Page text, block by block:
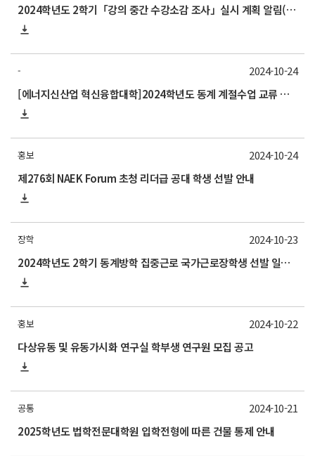
2024학년도 2학기「강의 중간 수강소감 조사」실시 계획 알림(11/4 월요일까지)
-
[에너지신산업 혁신융합대학]2024학년도 동계 계절수업 교류 수학 안내(고려대)
2024-10-24
홍보
제276회 NAEK Forum 초청 리더급 공대 학생 선발 안내
2024-10-24
장학
2024학년도 2학기 동계방학 집중근로 국가근로장학생 선발 일정 안내
2024-10-23
홍보
다상유동 및 유동가시화 연구실 학부생 연구원 모집 공고
2024-10-22
공통
2025학년도 법학전문대학원 입학전형에 따른 건물 통제 안내
2024-10-21